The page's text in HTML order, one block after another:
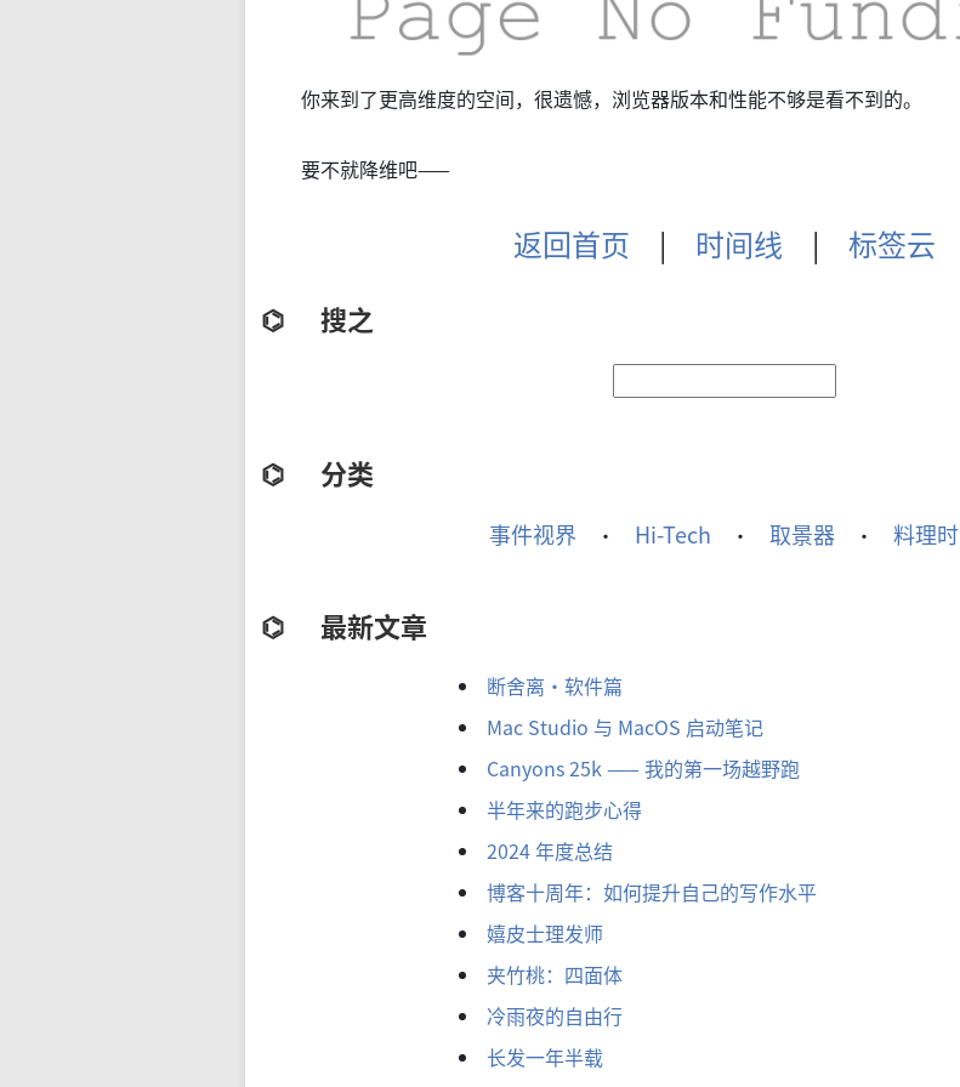
你来到了更高维度的空间，很遗憾，浏览器版本和性能不够是看不到的。
要不就降维吧——
返回首页 | 时间线 | 标签云
搜之
分类
事件视界 · Hi-Tech ·取景器 ·料理时
最新文章
断舍离・软件篇
Mac Studio 与 MacOS 启动笔记
Canyons 25k —— 我的第一场越野跑
半年来的跑步心得
2024 年度总结
博客十周年：如何提升自己的写作水平
嬉皮士理发师
夹竹桃：四面体
冷雨夜的自由行
长发一年半载